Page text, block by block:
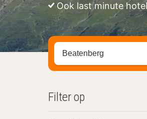
Ook last minute
Zoek op hotel, regio
Filter op